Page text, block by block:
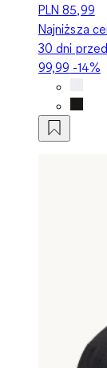
PLN 85,99
Najniższa
30 dni
99,99 -14%